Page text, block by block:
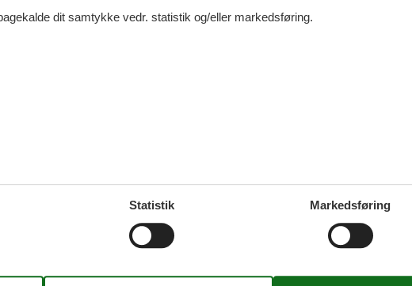
hund tilladt
i
nemt finde og bestille et sommerhus, hvor I kan medbringe hund,
ser et spændende hus, kan I læse en beskrivelse af det. Hvis det er
dit samtykke vedr. statistik og/eller markedsføring.
Statistik Markedsføring